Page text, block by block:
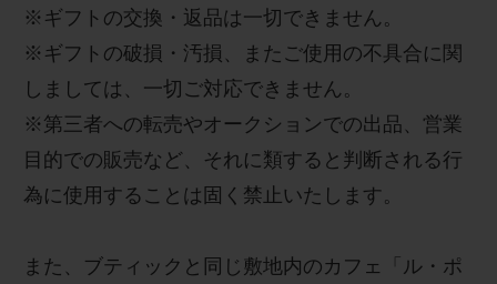
※ ギフトの交換・返品は一切できません。
※ ギフトの破損・汚損、またご使用の不具合に関
しましては、一切ご対応できません。
※ 第三者への転売やオークションでの出品、営業
目的での販売など、それに類すると判断される行
為に使用することは固く禁止いたします。
また、ブティックと同じ敷地内のカフェ「ル・ポ